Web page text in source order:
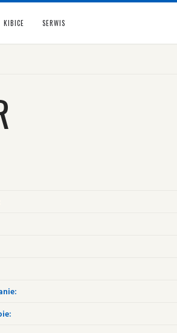
KIBICE SERWIS